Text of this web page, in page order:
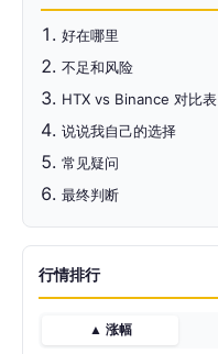
好在哪里
不足和风险
HTX vs Binance 对比表
说说我自己的选择
常见疑问
最终判断
行情排行
▲ 涨幅